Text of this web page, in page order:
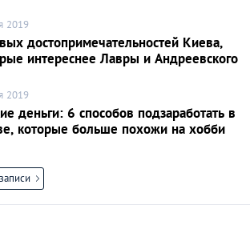
2019
достопримечательностей Киева,
интереснее Лавры и Андреевского
2019
деньги: 6 способов подзаработать в
которые больше похожи на хобби